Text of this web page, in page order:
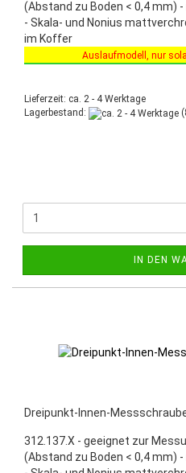
(Abstand zu Boden < 0,4 mm)
- Skala- und Nonius
im Koffer
Auslaufmodell, nur
Sonderaktion vom
Lieferzeit: ca. 2 - 4 Werktage
Lagerbestand:
IN DEN
Dreipunkt-Innen-
312.137.X - geeignet zur
(Abstand zu Boden < 0,4 mm)